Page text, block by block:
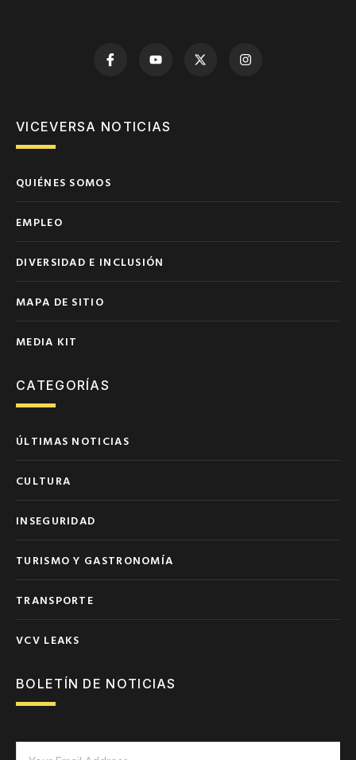
VICEVERSA NOTICIAS
QUIÉNES SOMOS
EMPLEO
DIVERSIDAD E INCLUSIÓN
MAPA DE SITIO
MEDIA KIT
CATEGORÍAS
ÚLTIMAS NOTICIAS
CULTURA
INSEGURIDAD
TURISMO Y GASTRONOMÍA
TRANSPORTE
VCV LEAKS
BOLETÍN DE NOTICIAS